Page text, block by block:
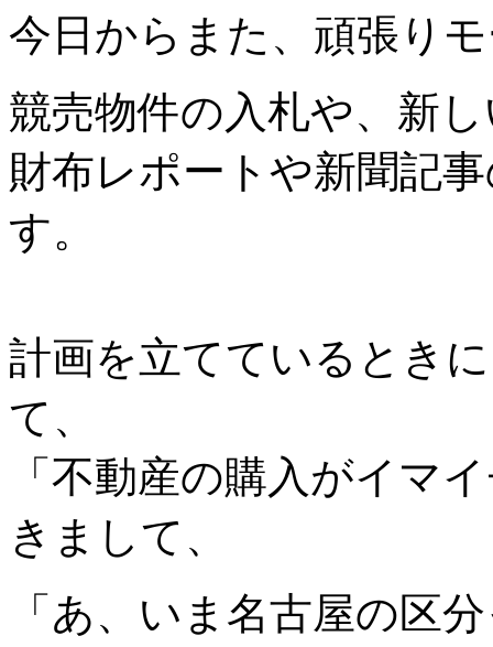
今日からまた、頑張り
競売物件の入札や、新
財布レポートや新聞記
す。
計画を立てているとき
て、
「不動産の購入がイマ
きまして、
「あ、いま名古屋の区